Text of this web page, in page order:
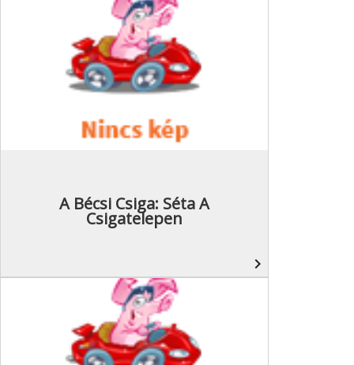
A Bécsi Csiga: Séta A
Csigatelepen
navigate_next